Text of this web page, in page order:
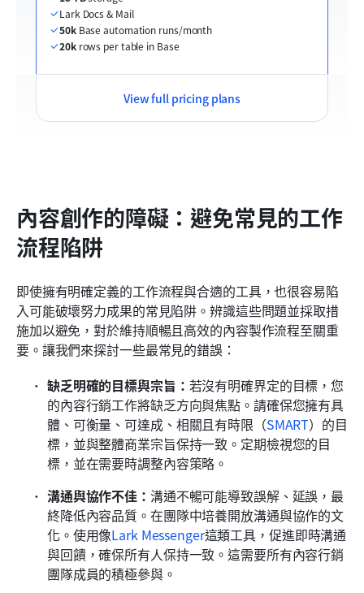
Lark Docs & Mail
50k Base automation runs/month
20k rows per table in Base
View full pricing plans
內容創作的障礙：避免常見的工作
流程陷阱
即使擁有明確定義的工作流程與合適的工具，也很容易陷
入可能破壞努力成果的常見陷阱。辨識這些問題並採取措
施加以避免，對於維持順暢且高效的內容製作流程至關重
要。讓我們來探討一些最常見的錯誤：
缺乏明確的目標與宗旨： 若沒有明確界定的目標，您
的內容行銷工作將缺乏方向與焦點。請確保您擁有具
體、可衡量、可達成、相關且有時限（SMART）的目
標，並與整體商業宗旨保持一致。定期檢視您的目
標，並在需要時調整內容策略。
溝通與協作不佳： 溝通不暢可能導致誤解、延誤，最
終降低內容品質。在團隊中培養開放溝通與協作的文
化。使用像Lark Messenger這類工具，促進即時溝通
與回饋，確保所有人保持一致。這需要所有內容行銷
團隊成員的積極參與。